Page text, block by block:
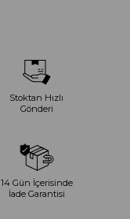
Stoktan Hızlı
Gönderi
14 Gün İçerisinde
İade Garantisi